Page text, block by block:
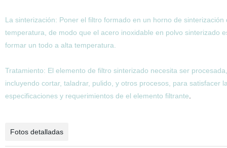
La sinterización: Poner el filtro formado en un horno de sinterización
temperatura, de modo que el acero inoxidable en polvo sinterizado
formar un todo a alta temperatura.
Tratamiento: El elemento de filtro sinterizado necesita ser procesada,
incluyendo cortar, taladrar, pulido, y otros procesos, para satisfacer
especificaciones y requerimientos de el elemento filtrante
Fotos detalladas